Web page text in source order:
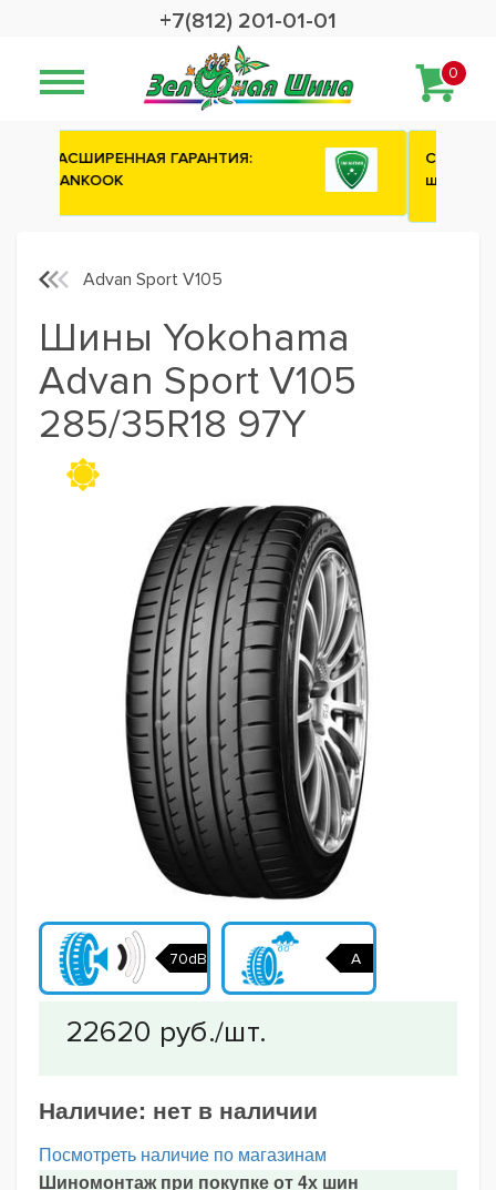
+7(812) 201-01-01
0
Сashback 2500 рублей на зимние
шины ATTAR
Advan Sport V105
Шины Yokohama
Advan Sport V105
285/35R18 97Y
70dB A
Наличие: нет в наличии
Посмотреть наличие по магазинам
Шиномонтаж при покупке от 4х шин